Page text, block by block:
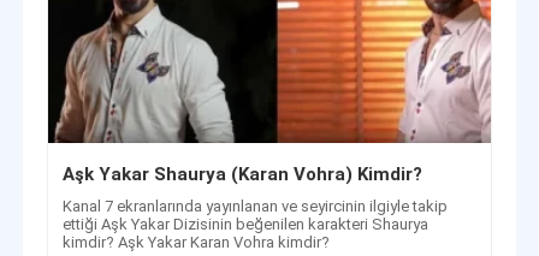
Aşk Yakar Shaurya (Karan Vohra) Kimdir?
Kanal 7 ekranlarında yayınlanan ve seyircinin ilgiyle takip
ettiği Aşk Yakar Dizisinin beğenilen karakteri Shaurya
kimdir? Aşk Yakar Karan Vohra kimdir?